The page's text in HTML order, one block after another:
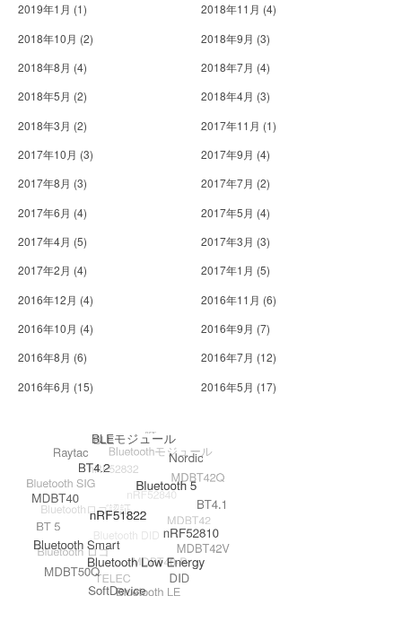
2019年1月 (1) 2018年11月 (4)
2018年10月 (2) 2018年9月 (3)
2018年8月 (4) 2018年7月 (4)
2018年5月 (2) 2018年4月 (3)
2018年3月 (2) 2017年11月 (1)
2017年10月 (3) 2017年9月 (4)
2017年8月 (3) 2017年7月 (2)
2017年6月 (4) 2017年5月 (4)
2017年4月 (5) 2017年3月 (3)
2017年2月 (4) 2017年1月 (5)
2016年12月 (4) 2016年11月 (6)
2016年10月 (4) 2016年9月 (7)
2016年8月 (6) 2016年7月 (12)
2016年6月 (15) 2016年5月 (17)